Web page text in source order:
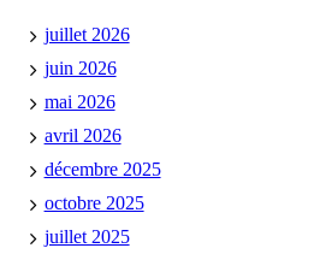
juillet 2026
juin 2026
mai 2026
avril 2026
décembre 2025
octobre 2025
juillet 2025